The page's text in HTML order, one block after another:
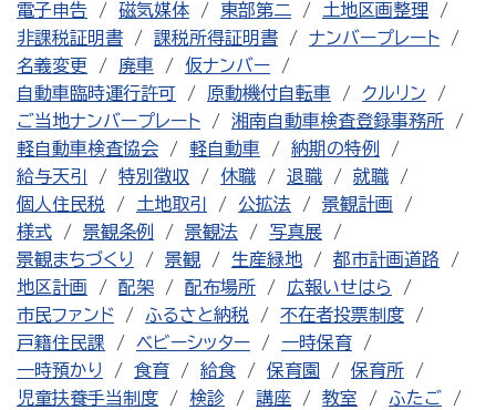
電子申告
磁気媒体 東部第二
土地区画整理
非課税証明書
課税所得証明書
ナンバープレート
名義変更
廃車
仮ナンバー
自動車臨時運行許可
原動機付自転車
クルリン
ご当地ナンバープレート
湘南自動車検査登録事務所
軽自動車検査協会
軽自動車
納期の特例
給与天引
特別徴収 休職 退職
就職
個人住民税
土地取引 公拡法
景観計画
様式
景観条例 景観法
写真展
景観まちづくり
景観 生産緑地
都市計画道路
地区計画
配架 配布場所
広報いせはら
市民ファンド
ふるさと納税
不在者投票制度
戸籍住民課
ベビーシッター
一時保育
一時預かり
食育 給食 保育園
保育所
児童扶養手当制度
検診 講座 教室
ふたご